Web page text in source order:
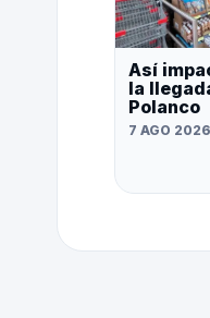
Así
la
Polanco
7 AGO 2026